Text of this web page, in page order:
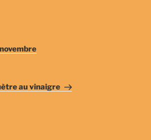
au vinaigre